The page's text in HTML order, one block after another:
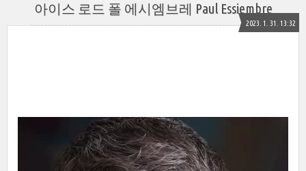
아이스 로드 폴 에시엠브레 Paul Essiembre
2023. 1. 31. 13:32